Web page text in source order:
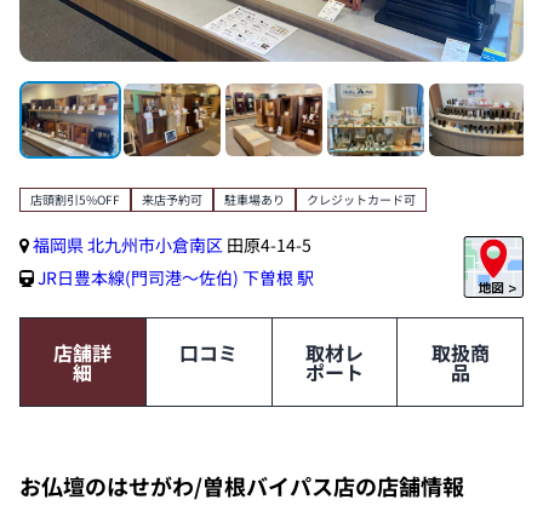
店頭割引5%OFF 来店予約可 駐車場あり クレジットカード可
福岡県北九州市小倉南区 田原4-14-5
JR日豊本線(門司港～佐伯) 下曽根 駅
店舗詳
細
口コミ 取材レ
ポート
取扱商
品
お仏壇のはせがわ/曽根バイパス店の店舗情報